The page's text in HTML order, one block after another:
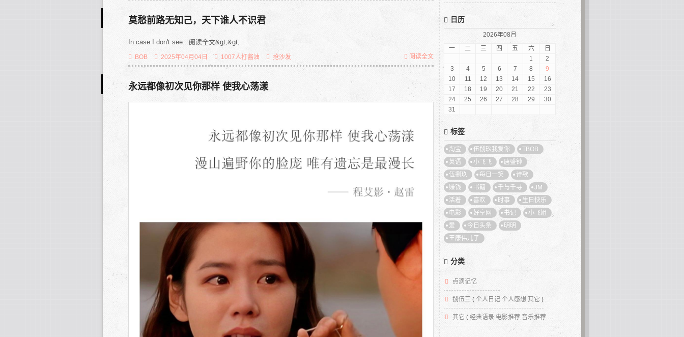
莫愁前路无知己，天下谁人不识君
In case I don't see...阅读全文&gt;&gt;
BOB 2025年04月04日 1007人打酱油 抢沙发 阅读全文
永远都像初次见你那样 使我心荡漾
日历
2026年08月
一
二 三 四 五 六
日
1
2
3
4 5 6 7 8
9
10
11 12 13 14 15
16
17
18 19 20 21 22
23
24
25 26 27 28 29
30
31
标签
淘宝 伍捌玖我爱你
TBOB
英语
小飞飞
唐盛钟
伍捌玖
每日一笑
诗歌
赚钱
书籍 千与千寻
JM
活着
喜欢 时事
生日快乐
电影
好享网 书记
小飞姐
爱
今日头条
明明
王康伟儿子
分类
点滴记忆
捌伍三 ( 个人日记 个人感想 其它 )
其它 ( 经典语录 电影推荐 音乐推荐 网站推荐